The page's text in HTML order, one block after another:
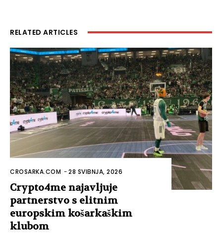
RELATED ARTICLES
CROSARKA.COM -28 SVIBNJA, 2026
Crypto4me najavljuje
partnerstvo s elitnim
europskim košarkaškim
klubom